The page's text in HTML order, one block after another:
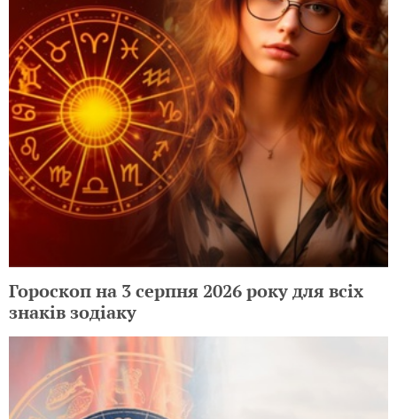
Гороскоп на 3 серпня 2026 року для всіх
знаків зодіаку